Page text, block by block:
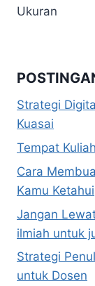
Ukuran
Strategi
Kuasai
Tempat
Cara
Kamu Ketahui
Jangan
ilmiah untuk
Strategi
untuk Dosen